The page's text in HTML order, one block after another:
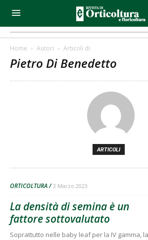
Home Autori Articoli di
Pietro Di Benedetto
ARTICOLI
ORTICOLTURA 3 Marzo 2023
La densità di semina è un
fattore sottovalutato
Soprattutto nelle baby leaf per la IV gamma,